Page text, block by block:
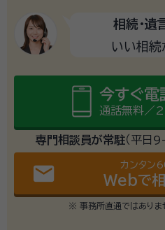
相続・遺
いい相続
今すぐ電
通話無料／
専門相談員が常駐（平日
email カンタン
Webで
※ 事務所直通ではありま